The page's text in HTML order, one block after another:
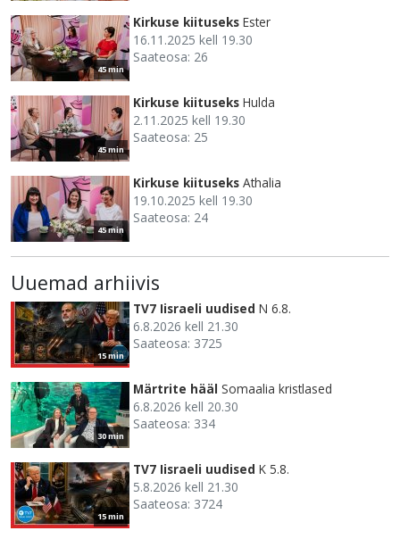
45 min
Kirkuse kiituseks Ester
16.11.2025 kell 19.30
Saateosa: 26
45 min
Kirkuse kiituseks Hulda
2.11.2025 kell 19.30
Saateosa: 25
45 min
Kirkuse kiituseks Athalia
19.10.2025 kell 19.30
Saateosa: 24
Uuemad arhiivis
15 min
TV7 Iisraeli uudised N 6.8.
6.8.2026 kell 21.30
Saateosa: 3725
30 min
Märtrite hääl Somaalia kristlased
6.8.2026 kell 20.30
Saateosa: 334
15 min
TV7 Iisraeli uudised K 5.8.
5.8.2026 kell 21.30
Saateosa: 3724